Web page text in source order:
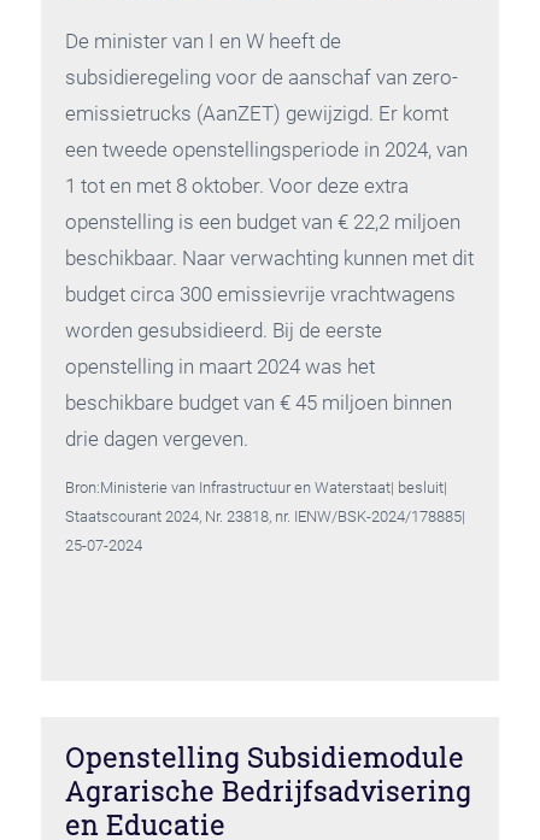
De minister van I en W heeft de
subsidieregeling voor de aanschaf van zero-
emissietrucks (AanZET) gewijzigd. Er komt
een tweede openstellingsperiode in 2024, van
1 tot en met 8 oktober. Voor deze extra
openstelling is een budget van € 22,2 miljoen
beschikbaar. Naar verwachting kunnen met dit
budget circa 300 emissievrije vrachtwagens
worden gesubsidieerd. Bij de eerste
openstelling in maart 2024 was het
beschikbare budget van € 45 miljoen binnen
drie dagen vergeven.
Bron:Ministerie van Infrastructuur en Waterstaat| besluit|
Staatscourant 2024, Nr. 23818, nr. IENW/BSK-2024/178885|
25-07-2024
Openstelling Subsidiemodule
Agrarische Bedrijfsadvisering
en Educatie